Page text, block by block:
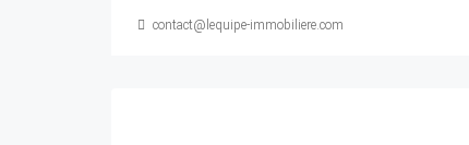
contact@lequipe-immobiliere.com